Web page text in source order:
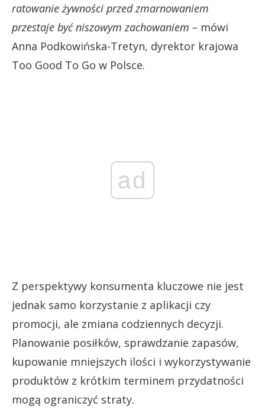
ratowanie żywności przed zmarnowaniem
przestaje być niszowym zachowaniem – mówi
Anna Podkowińska-Tretyn, dyrektor krajowa
Too Good To Go w Polsce.
ad
Z perspektywy konsumenta kluczowe nie jest
jednak samo korzystanie z aplikacji czy
promocji, ale zmiana codziennych decyzji.
Planowanie posiłków, sprawdzanie zapasów,
kupowanie mniejszych ilości i wykorzystywanie
produktów z krótkim terminem przydatności
mogą ograniczyć straty.